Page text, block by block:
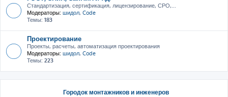
Стандартизация, сертификация, лицензирование, СРО,...
Модераторы: шидол, Code
Темы: 183
Проектирование
Проекты, расчеты, автоматизация проектирования
Модераторы: шидол, Code
Темы: 223
Городок монтажников и инженеров